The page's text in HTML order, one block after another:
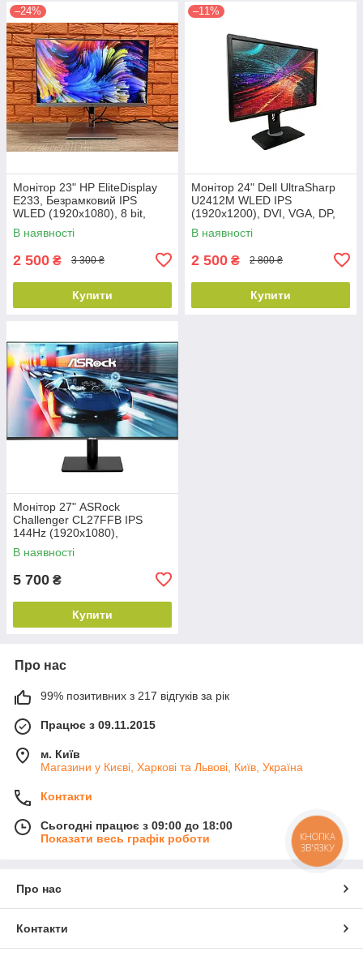
–24%
Монітор 23" HP EliteDisplay
E233, Безрамковий IPS
WLED (1920x1080), 8 bit,
VGA, DP, HDMI, USB hub,
клас В
В наявності
2 500 ₴ 3 300 ₴
Купити
–11%
Монітор 24" Dell UltraSharp
U2412M WLED IPS
(1920x1200), DVI, VGA, DP,
USB Hub, Клас В
В наявності
2 500 ₴ 2 800 ₴
Купити
Монітор 27" ASRock
Challenger CL27FFB IPS
144Hz (1920х1080),
безрамковий, HDMI, VGA,
Новий
В наявності
5 700 ₴
Купити
Про нас
99% позитивних з 217 відгуків за рік
Працює з 09.11.2015
м. Київ
Магазини у Києві, Харкові та Львові, Київ, Україна
Контакти
Сьогодні працює з 09:00 до 18:00
Показати весь графік роботи
Про нас
Контакти
КНОПКА
ЗВ'ЯЗКУ